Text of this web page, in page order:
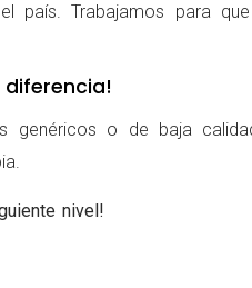
país. Trabajamos para
genéricos o de baja
nivel!